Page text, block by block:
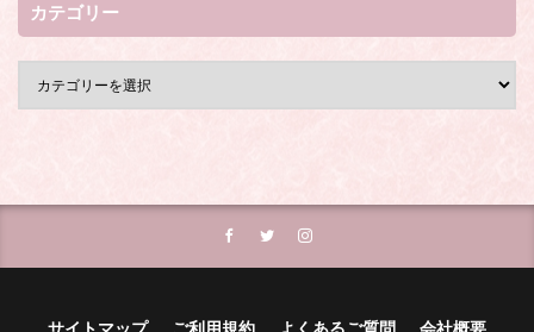
カテゴリー
サイトマップ ご利用規約 よくあるご質問 会社概要